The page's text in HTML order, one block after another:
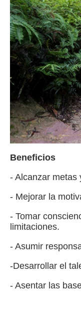
Beneficios
- Alcanzar metas
- Mejorar la
- Tomar
limitaciones.
- Asumir
-Desarrollar el
- Asentar las